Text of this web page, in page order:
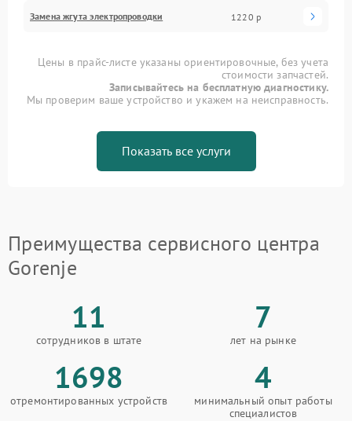
Замена жгута электропроводки 1220 р
Цены в прайс-листе указаны ориентировочные, без учета
стоимости запчастей.
Записывайтесь на бесплатную диагностику.
Мы проверим ваше устройство и укажем на неисправность.
Показать все услуги
Преимущества сервисного центра
Gorenje
11
сотрудников в штате
7
лет на рынке
1698
отремонтированных устройств
4
минимальный опыт работы
специалистов